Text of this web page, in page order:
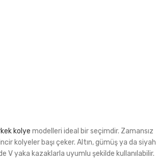
kolye modelleri ideal bir seçimdir. Zamansız
kolyeler başı çeker. Altın, gümüş ya da siyah
yaka kazaklarla uyumlu şekilde kullanılabilir.